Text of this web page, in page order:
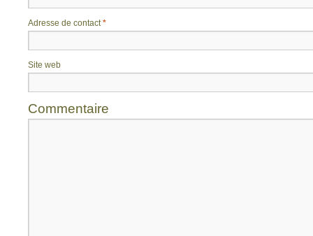
Adresse de contact*
Site web
Commentaire